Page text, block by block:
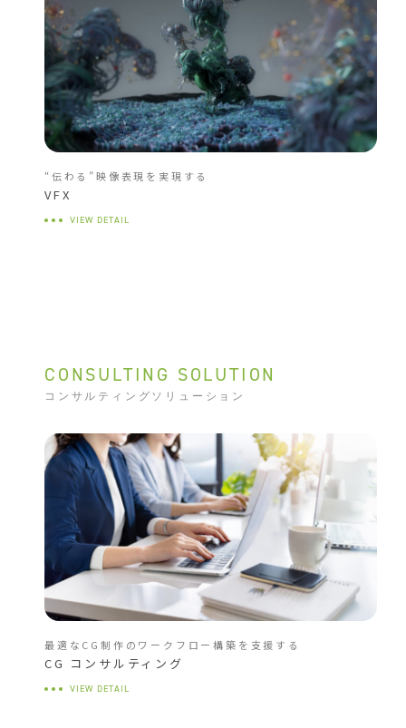
“伝わる”映像表現を実現する
VFX
VIEW DETAIL
CONSULTING SOLUTION
コンサルティングソリューション
最適なCG制作のワークフロー構築を支援する
CG コンサルティング
VIEW DETAIL